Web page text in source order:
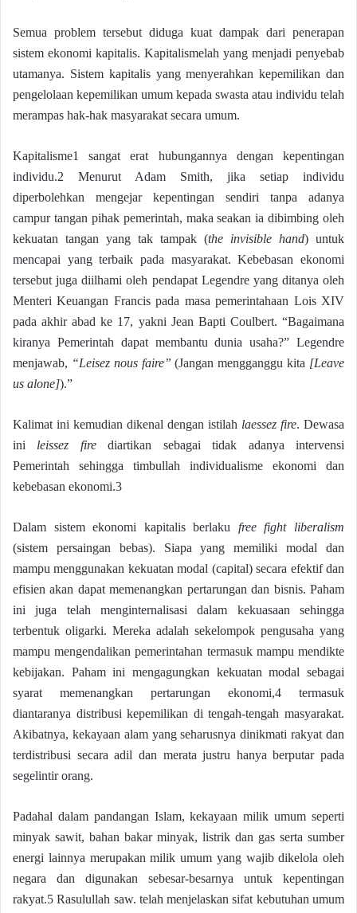
Semua problem tersebut diduga kuat dampak dari penerapan
sistem ekonomi kapitalis. Kapitalismelah yang menjadi penyebab
utamanya. Sistem kapitalis yang menyerahkan kepemilikan dan
pengelolaan kepemilikan umum kepada swasta atau individu telah
merampas hak-hak masyarakat secara umum.
Kapitalisme1 sangat erat hubungannya dengan kepentingan
individu.2 Menurut Adam Smith, jika setiap individu
diperbolehkan mengejar kepentingan sendiri tanpa adanya
campur tangan pihak pemerintah, maka seakan ia dibimbing oleh
kekuatan tangan yang tak tampak (the invisible hand) untuk
mencapai yang terbaik pada masyarakat. Kebebasan ekonomi
tersebut juga diilhami oleh pendapat Legendre yang ditanya oleh
Menteri Keuangan Francis pada masa pemerintahaan Lois XIV
pada akhir abad ke 17, yakni Jean Bapti Coulbert. “Bagaimana
kiranya Pemerintah dapat membantu dunia usaha?” Legendre
menjawab, “Leisez nous faire” (Jangan mengganggu kita [Leave
us alone]).”
Kalimat ini kemudian dikenal dengan istilah laessez fire. Dewasa
ini leissez firediartikan sebagai tidak adanya intervensi
Pemerintah sehingga timbullah individualisme ekonomi dan
kebebasan ekonomi.3
Dalam sistem ekonomi kapitalis berlaku free fight liberalism
(sistem persaingan bebas). Siapa yang memiliki modal dan
mampu menggunakan kekuatan modal (capital) secara efektif dan
efisien akan dapat memenangkan pertarungan dan bisnis. Paham
ini juga telah menginternalisasi dalam kekuasaan sehingga
terbentuk oligarki. Mereka adalah sekelompok pengusaha yang
mampu mengendalikan pemerintahan termasuk mampu mendikte
kebijakan. Paham ini mengagungkan kekuatan modal sebagai
syarat memenangkan pertarungan ekonomi,4 termasuk
diantaranya distribusi kepemilikan di tengah-tengah masyarakat.
Akibatnya, kekayaan alam yang seharusnya dinikmati rakyat dan
terdistribusi secara adil dan merata justru hanya berputar pada
segelintir orang.
Padahal dalam pandangan Islam, kekayaan milik umum seperti
minyak sawit, bahan bakar minyak, listrik dan gas serta sumber
energi lainnya merupakan milik umum yang wajib dikelola oleh
negara dan digunakan sebesar-besarnya untuk kepentingan
rakyat.5 Rasulullah saw. telah menjelaskan sifat kebutuhan umum